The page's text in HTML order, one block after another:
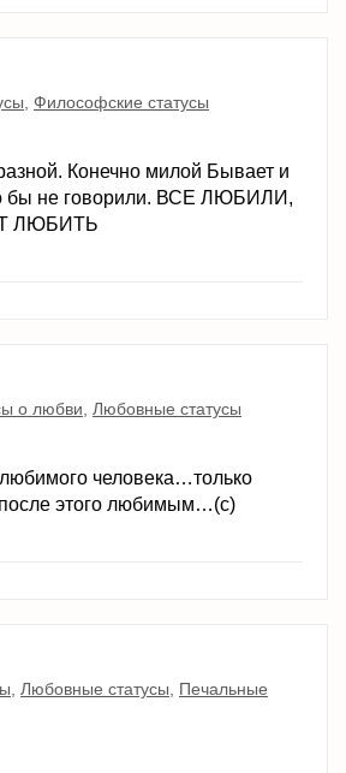
Философские статусы
Конечно милой Бывает и
бы не говорили. ВСЕ ЛЮБИЛИ,
ЛЮБИТЬ
о любви
Любовные статусы
человека…только
после этого любимым…(с)
Любовные статусы
Печальные